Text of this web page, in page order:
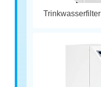
Trinkwasserfilter